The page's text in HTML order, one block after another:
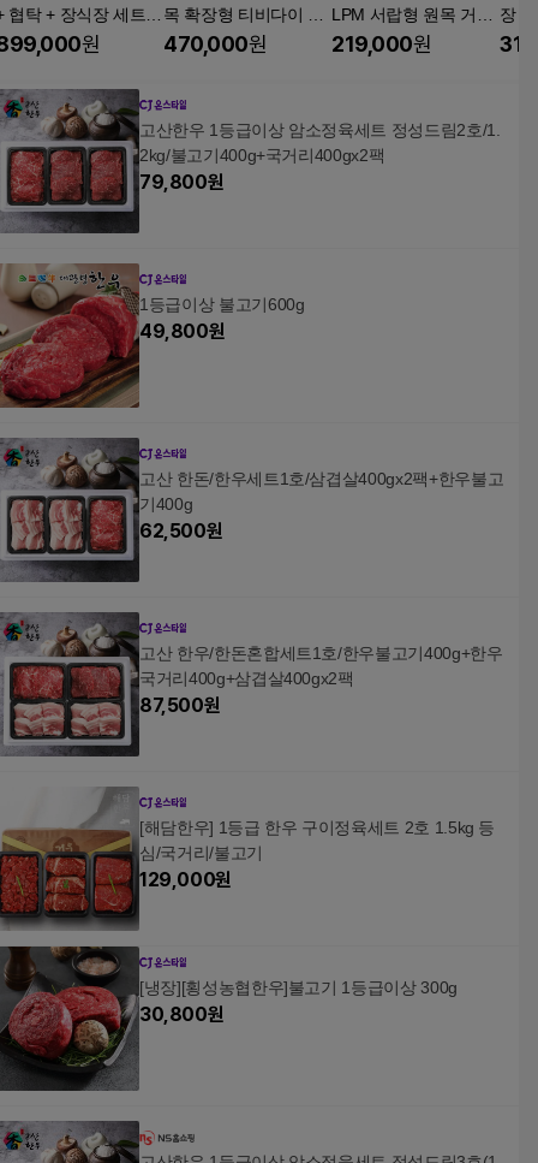
협탁 + 장식장 세트
문설치, 엔틱
원
목 확장형 티비다이 수
납 TV거실장, 월넛
470,000원
LPM 서랍형 원목 거실
장, 월넛
219,000원
장
다이
고산한우 1등급이상 암소정육세트 정성드림2호/1.
2kg/불고기400g+국거리400gx2팩
79,800원
1등급이상 불고기600g
49,800원
고산 한돈/한우세트1호/삼겹살400gx2팩+한우불고
기400g
62,500원
고산 한우/한돈혼합세트1호/한우불고기400g+한우
국거리400g+삼겹살400gx2팩
87,500원
[해담한우] 1등급 한우 구이정육세트 2호 1.5kg 등
심/국거리/불고기
129,000원
[냉장][횡성농협한우]불고기 1등급이상 300g
30,800원